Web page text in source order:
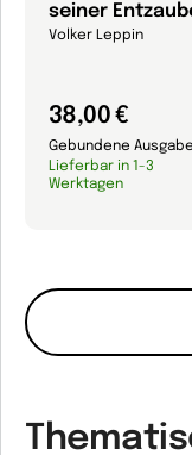
seiner
Volker Leppin
38,00 €
Gebundene Ausgabe
Lieferbar in 1-3
Werktagen